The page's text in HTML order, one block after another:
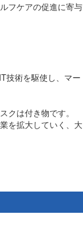
フケアの促進に寄与
技術を駆使し、マー
クは付き物です。
を拡大していく、大